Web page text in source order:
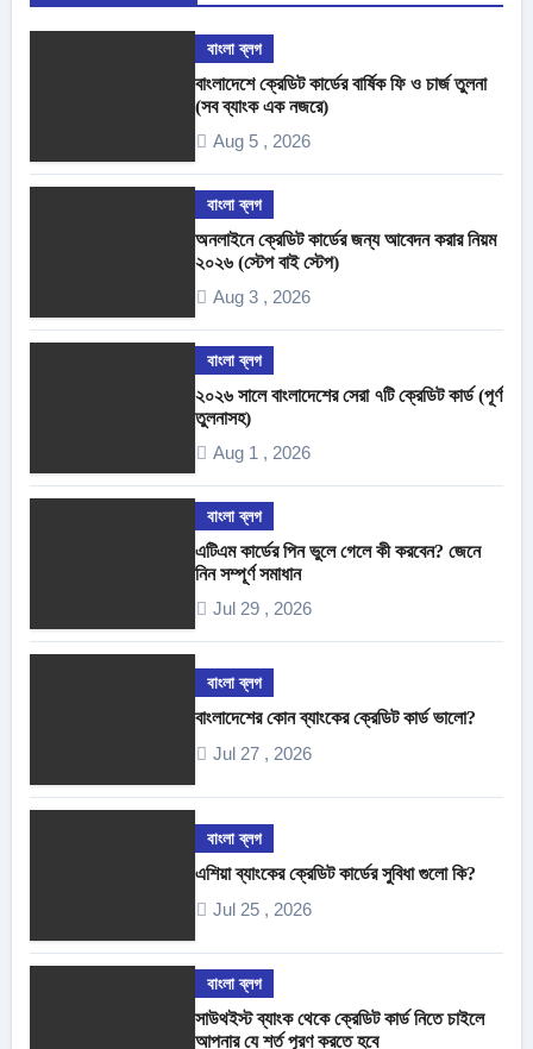
বাংলা ব্লগ
বাংলাদেশে ক্রেডিট কার্ডের বার্ষিক ফি ও চার্জ তুলনা
(সব ব্যাংক এক নজরে)
Aug 5 , 2026
বাংলা ব্লগ
অনলাইনে ক্রেডিট কার্ডের জন্য আবেদন করার নিয়ম
২০২৬ (স্টেপ বাই স্টেপ)
Aug 3 , 2026
বাংলা ব্লগ
২০২৬ সালে বাংলাদেশের সেরা ৭টি ক্রেডিট কার্ড (পূর্ণ
তুলনাসহ)
Aug 1 , 2026
বাংলা ব্লগ
এটিএম কার্ডের পিন ভুলে গেলে কী করবেন? জেনে
নিন সম্পূর্ণ সমাধান
Jul 29 , 2026
বাংলা ব্লগ
বাংলাদেশের কোন ব্যাংকের ক্রেডিট কার্ড ভালো?
Jul 27 , 2026
বাংলা ব্লগ
এশিয়া ব্যাংকের ক্রেডিট কার্ডের সুবিধা গুলো কি?
Jul 25 , 2026
বাংলা ব্লগ
সাউথইস্ট ব্যাংক থেকে ক্রেডিট কার্ড নিতে চাইলে
আপনার যে শর্ত পূরণ করতে হবে